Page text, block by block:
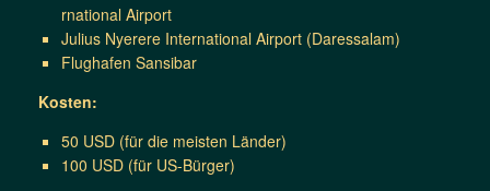
rnational Airport
Julius Nyerere International Airport (Daressalam)
Flughafen Sansibar
Kosten:
50 USD (für die meisten Länder)
100 USD (für US-Bürger)